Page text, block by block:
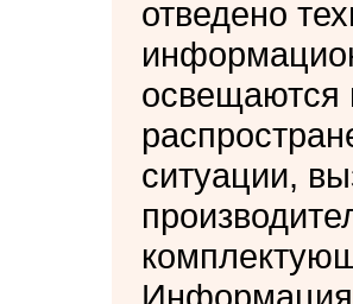
отведено
освещаются
ситуации,